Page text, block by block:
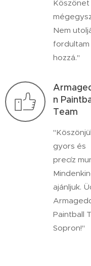
Köszönet
Nem
fordultam
hozzá."
n
Team
gyors és
precíz
ajánljuk.
Paintball
Sopron!"